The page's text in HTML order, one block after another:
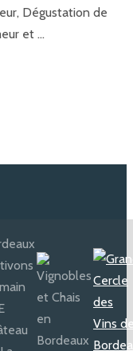
Dégustation de
et …